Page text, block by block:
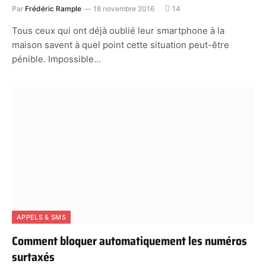
Par Frédéric Rample 18 novembre 2016 14
Tous ceux qui ont déjà oublié leur smartphone à la
maison savent à quel point cette situation peut-être
pénible. Impossible…
APPELS & SMS
Comment bloquer automatiquement les numéros
surtaxés